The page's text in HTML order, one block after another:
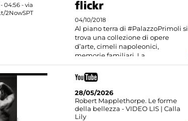
04/10/2018
Al piano terra di #PalazzoPrimoli si
trova una collezione di opere
d’arte, cimeli napoleonici,
memorie familiari. La
28/05/2026
Robert Mapplethorpe. Le forme
della bellezza - VIDEO LIS | Calla
Lily